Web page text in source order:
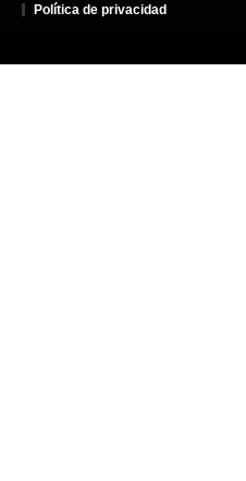
Política de privacidad